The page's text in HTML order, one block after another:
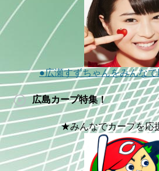
●広瀬すずちゃんをみんな
広島カープ特集！
★みんなでカープを応